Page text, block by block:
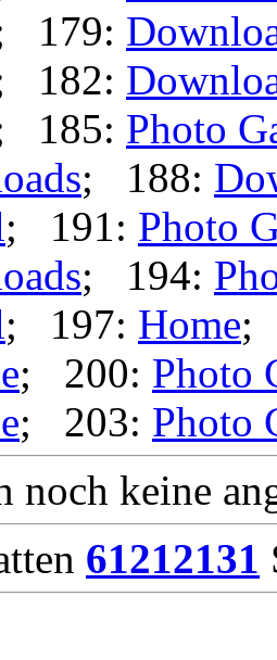
179:
182:
185: Photo
; 188:
; 191: Photo
; 194:
; 197: Home;
; 200: Photo
; 203: Photo
noch keine
61212131